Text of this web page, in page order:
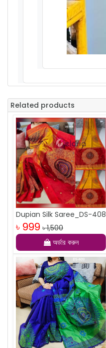
Related products
Dupian Silk Saree_DS-408
৳ 999 ৳ 1,500
অর্ডার করুন